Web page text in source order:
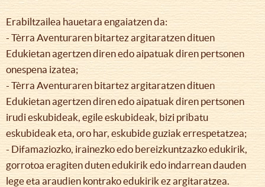
Erabiltzailea hauetara engaiatzen da:
- Tèrra Aventuraren bitartez argitaratzen dituen
Edukietan agertzen diren edo aipatuak diren pertsonen
onespena izatea;
- Tèrra Aventuraren bitartez argitaratzen dituen
Edukietan agertzen diren edo aipatuak diren pertsonen
irudi eskubideak, egile eskubideak, bizi pribatu
eskubideak eta, oro har, eskubide guziak errespetatzea;
- Difamaziozko, irainezko edo bereizkuntzazko edukirik,
gorrotoa eragiten duten edukirik edo indarrean dauden
lege eta araudien kontrako edukirik ez argitaratzea.